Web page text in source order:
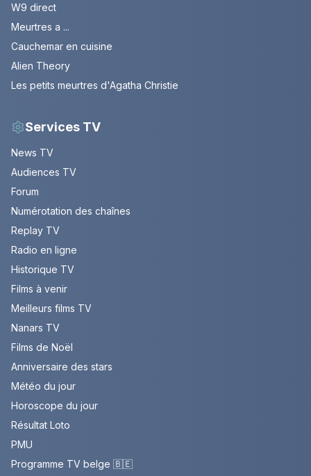
W9 direct
Meurtres a ...
Cauchemar en cuisine
Alien Theory
Les petits meurtres d'Agatha Christie
Services TV
News TV
Audiences TV
Forum
Numérotation des chaînes
Replay TV
Radio en ligne
Historique TV
Films à venir
Meilleurs films TV
Nanars TV
Films de Noël
Anniversaire des stars
Météo du jour
Horoscope du jour
Résultat Loto
PMU
Programme TV belge 🇧🇪